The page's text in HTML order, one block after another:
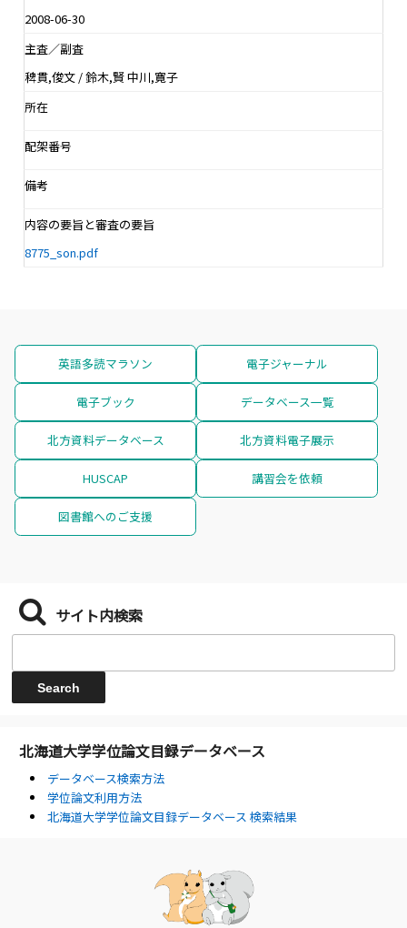
2008-06-30
主査／副査
稗貫,俊文 / 鈴木,賢 中川,寛子
所在
配架番号
備考
内容の要旨と審査の要旨
8775_son.pdf
英語多読マラソン 電子ジャーナル
電子ブック データベース一覧
北方資料データベース 北方資料電子展示
HUSCAP 講習会を依頼
図書館へのご支援
サイト内検索
北海道大学学位論文目録データベース
データベース検索方法
学位論文利用方法
北海道大学学位論文目録データベース 検索結果